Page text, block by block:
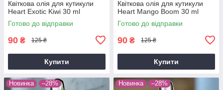
Квіткова олія для кутикули
Heart Exotic Kiwi 30 ml
Готово до відправки
90 ₴ 125 ₴
Купити
Квіткова олія для кутикули
Heart Mango Boom 30 ml
Готово до відправки
90 ₴ 125 ₴
Купити
Новинка –28% Новинка –28%